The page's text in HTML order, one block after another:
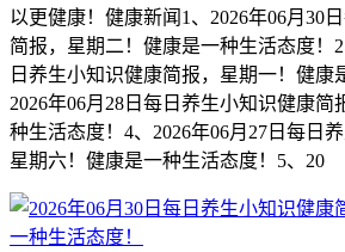
以更健康！健康新闻1、2026年06月30
简报，星期二！健康是一种生活态度！
日养生小知识健康简报，星期一！健康
2026年06月28日每日养生小知识健康
种生活态度！4、2026年06月27日每日
星期六！健康是一种生活态度！5、20